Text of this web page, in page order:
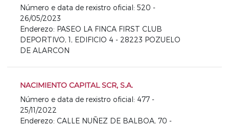
Número e data de rexistro oficial: 520 -
26/05/2023
Enderezo: PASEO LA FINCA FIRST CLUB
DEPORTIVO, 1, EDIFICIO 4 - 28223 POZUELO
DE ALARCON
NACIMIENTO CAPITAL SCR, S.A.
Número e data de rexistro oficial: 477 -
25/11/2022
Enderezo: CALLE NUÑEZ DE BALBOA, 70 -